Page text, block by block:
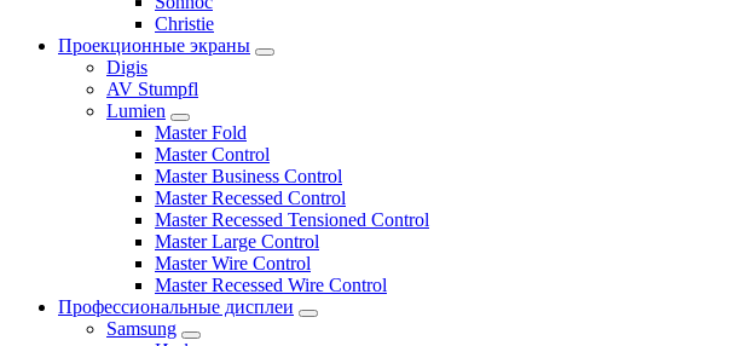
Сhristie
Проекционные экраны
Digis
AV Stumpfl
Lumien
Master Fold
Master Control
Master Business Control
Master Recessed Control
Master Recessed Tensioned Control
Master Large Control
Master Wire Control
Master Recessed Wire Control
Профессиональные дисплеи
Samsung